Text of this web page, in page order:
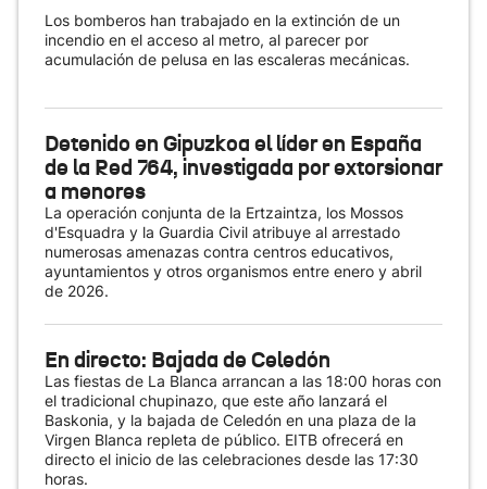
Los bomberos han trabajado en la extinción de un
incendio en el acceso al metro, al parecer por
acumulación de pelusa en las escaleras mecánicas.
Detenido en Gipuzkoa el líder en España
de la Red 764, investigada por extorsionar
a menores
La operación conjunta de la Ertzaintza, los Mossos
d'Esquadra y la Guardia Civil atribuye al arrestado
numerosas amenazas contra centros educativos,
ayuntamientos y otros organismos entre enero y abril
de 2026.
En directo: Bajada de Celedón
Las fiestas de La Blanca arrancan a las 18:00 horas con
el tradicional chupinazo, que este año lanzará el
Baskonia, y la bajada de Celedón en una plaza de la
Virgen Blanca repleta de público. EITB ofrecerá en
directo el inicio de las celebraciones desde las 17:30
horas.